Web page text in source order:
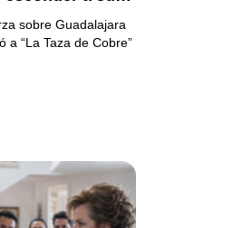
el verdadero
de estallar.
sobre Guadalajara
a “La Taza de Cobre”